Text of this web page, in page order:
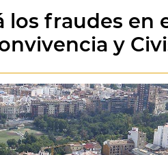
los fraudes en
y